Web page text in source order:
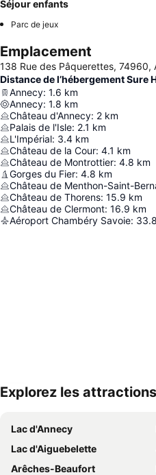
Séjour enfants
Parc de jeux
Emplacement
138 Rue des Pâquerettes, 74960,
Distance de l’hébergement Sure
Annecy: 1.6 km
Annecy: 1.8 km
Château d'Annecy: 2 km
Palais de l'Isle: 2.1 km
L'Impérial: 3.4 km
Château de la Cour: 4.1 km
Château de Montrottier: 4.8 km
Gorges du Fier: 4.8 km
Château de Menthon-Saint-
Château de Thorens: 15.9 km
Château de Clermont: 16.9 km
Aéroport Chambéry Savoie: 33.8
Explorez les
Lac d'Annecy
Lac d'Aiguebelette
Arêches-Beaufort